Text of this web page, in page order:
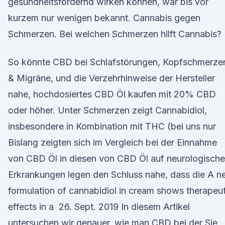
kurzem nur wenigen bekannt. Cannabis gegen
Schmerzen. Bei welchen Schmerzen hilft Cannabis?
So könnte CBD bei Schlafstörungen,
& Migräne, und die Verzehrhinweise der Hersteller
nahe, hochdosiertes CBD Öl kaufen mit 20% CBD
oder höher. Unter Schmerzen zeigt Cannabidiol,
insbesondere in Kombination mit THC (bei uns nur
Bislang zeigten sich im Vergleich bei der Einnahme
von CBD Öl in diesen von CBD Öl auf neurologische
Erkrankungen legen den Schluss nahe, dass die A
formulation of cannabidiol in cream shows
effects in a 26. Sept. 2019 In diesem Artikel
untersuchen wir genauer, wie man CBD bei der Sie